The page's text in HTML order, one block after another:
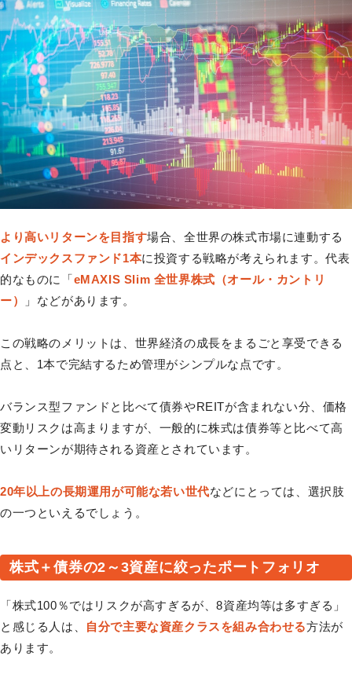
より高いリターンを目指す場合、全世界の株式市場に連動する
インデックスファンド1本に投資する戦略が考えられます。代表
的なものに「eMAXIS Slim 全世界株式（オール・カントリ
ー）
」などがあります。
この戦略のメリットは、世界経済の成長をまるごと享受できる
点と、1本で完結するため管理がシンプルな点です。
バランス型ファンドと⽐べて債券やREITが含まれない分、価格
変動リスクは⾼まりますが、⼀般的に株式は債券等と⽐べて⾼
いリターンが期待される資産とされています。
20年以上の⻑期運⽤が可能な若い世代などにとっては、選択肢
の⼀つといえるでしょう。
株式＋債券の2～3資産に絞ったポートフォリオ
「株式100％ではリスクが高すぎるが、8資産均等は多すぎる」
と感じる人は、
自分で主要な資産クラスを組み合わせる方法が
あります。